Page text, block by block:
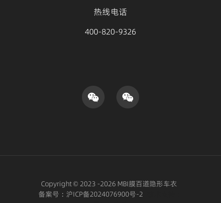
热线电话
400-820-9326
Copyright © 2023 -2026 MBI膜百道隐形车衣
备案号： 沪ICP备2024076900号-2